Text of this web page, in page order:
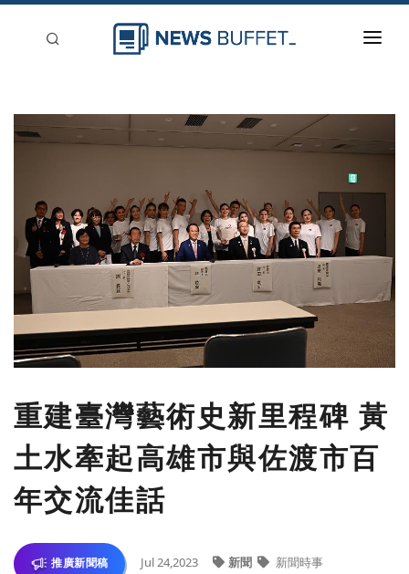
新聞稿分類
重建臺灣藝術史新里程碑 黃
土水牽起高雄市與佐渡市百
年交流佳話
推廣新聞稿 Jul 24,2023 新聞 新聞時事